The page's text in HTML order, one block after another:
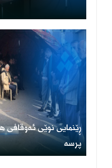
ڕێنمایی نوێی ئەوقافی
پرسە